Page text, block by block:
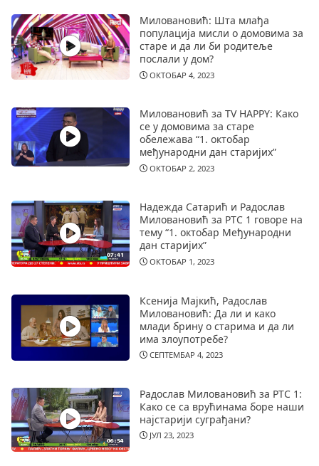
Миловановић: Шта млађа
популација мисли о домовима за
старе и да ли би родитеље
послали у дом?
ОКТОБАР 4, 2023
Миловановић за TV HAPPY: Како
се у домовима за старе
обележава “1. октобар
међународни дан старијих”
ОКТОБАР 2, 2023
Надежда Сатарић и Радослав
Миловановић за РТС 1 говоре на
тему “1. октобар Међународни
дан старијих”
ОКТОБАР 1, 2023
Ксенија Мајкић, Радослав
Миловановић: Да ли и како
млади брину о старима и да ли
има злоупотребе?
СЕПТЕМБАР 4, 2023
Радослав Миловановић за РТС 1:
Како се са врућинама боре наши
најстарији суграђани?
ЈУЛ 23, 2023